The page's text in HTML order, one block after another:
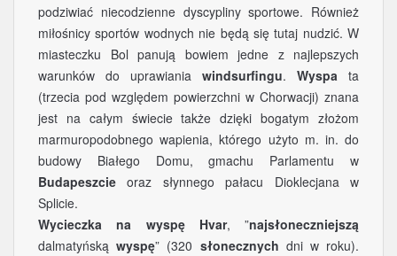
podziwiać niecodzienne dyscypliny sportowe. Również
miłośnicy sportów wodnych nie będą się tutaj nudzić. W
miasteczku Bol panują bowiem jedne z najlepszych
warunków do uprawiania windsurfingu. Wyspa ta
(trzecia pod względem powierzchni w Chorwacji) znana
jest na całym świecie także dzięki bogatym złożom
marmuropodobnego wapienia, którego użyto m. in. do
budowy Białego Domu, gmachu Parlamentu w
Budapeszcie oraz słynnego pałacu Dioklecjana w
Splicie.
Wycieczka na wyspę Hvar, ”najsłoneczniejszą
dalmatyńskąwyspę” (320 słonecznych dni w roku).